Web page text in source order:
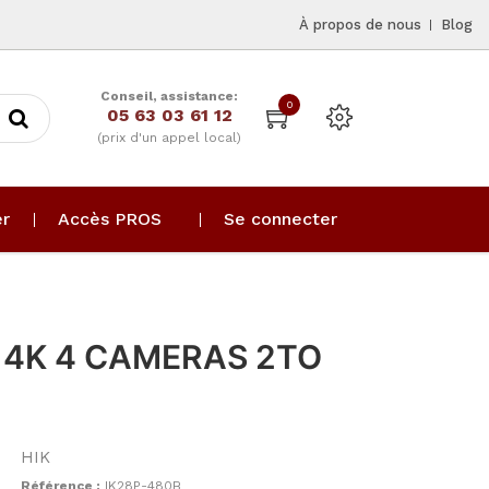
À propos de nous Blog
Conseil, assistance:
05 63 03 61 12
(prix d'un appel local)
0
Accès PROS Se connecter
4 CAMERAS 2TO
HIK
Référence : IK28P-480B